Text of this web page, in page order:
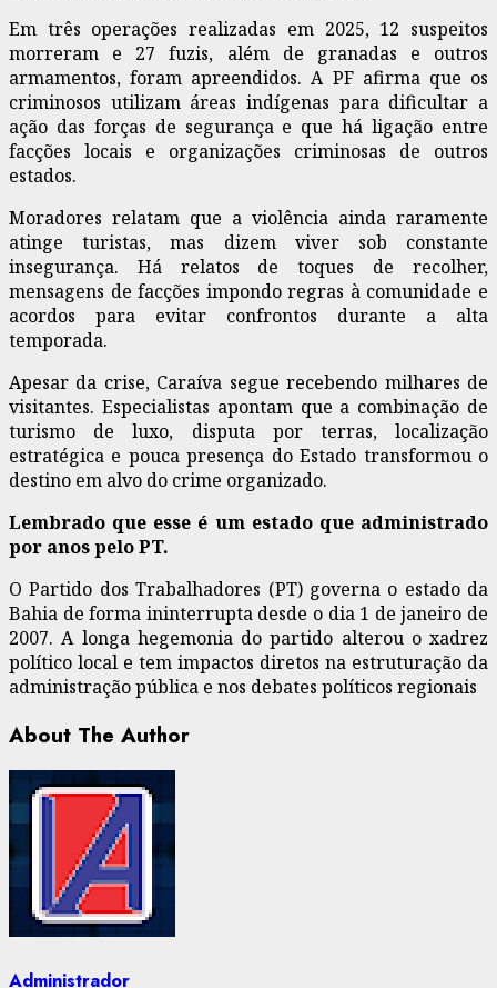
Em três operações realizadas em 2025, 12 suspeitos
morreram e 27 fuzis, além de granadas e outros
armamentos, foram apreendidos. A PF afirma que os
criminosos utilizam áreas indígenas para dificultar a
ação das forças de segurança e que há ligação entre
facções locais e organizações criminosas de outros
estados.
Moradores relatam que a violência ainda raramente
atinge turistas, mas dizem viver sob constante
insegurança. Há relatos de toques de recolher,
mensagens de facções impondo regras à comunidade e
acordos para evitar confrontos durante a alta
temporada.
Apesar da crise, Caraíva segue recebendo milhares de
visitantes. Especialistas apontam que a combinação de
turismo de luxo, disputa por terras, localização
estratégica e pouca presença do Estado transformou o
destino em alvo do crime organizado.
Lembrado que esse é um estado que administrado
por anos pelo PT.
O Partido dos Trabalhadores (PT) governa o estado da
Bahia de forma ininterrupta desde o dia 1 de janeiro de
2007. A longa hegemonia do partido alterou o xadrez
político local e tem impactos diretos na estruturação da
administração pública e nos debates políticos regionais
About The Author
Administrador